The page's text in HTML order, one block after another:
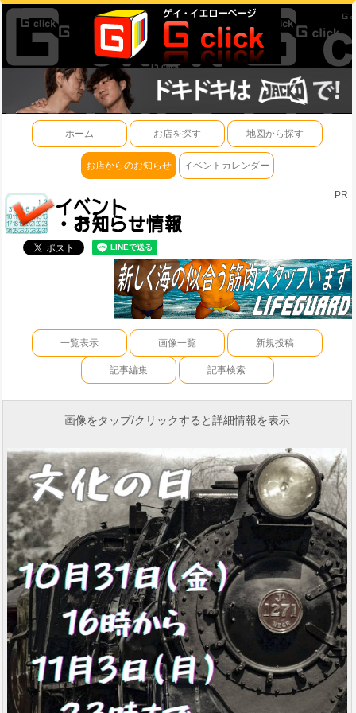
ホーム お店を探す 地図から探す
お店からのお知らせ イベントカレンダー
PR
一覧表示 画像一覧 新規投稿
記事編集 記事検索
画像をタップ/クリックすると詳細情報を表示